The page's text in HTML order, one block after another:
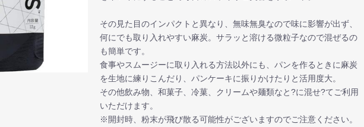
その見た目のインパクトと異なり、無味無臭なので味に影響が出ず、
何にでも取り入れやすい麻炭。サラッと溶ける微粒子なので混ぜるの
も簡単です。
食事やスムージーに取り入れる方法以外にも、パンを作るときに麻炭
を生地に練りこんだり、パンケーキに振りかけたりと活用度大。
その他飲み物、和菓子、冷菓、クリームや麺類なと?に混せ?てご利用
いただけます。
※開封時、粉末が飛び散る可能性がございますのでご注意ください。